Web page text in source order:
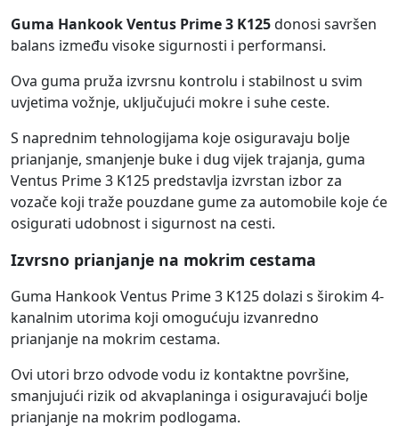
Guma Hankook Ventus Prime 3 K125donosi savršen
balans između visoke sigurnosti i performansi.
Ova guma pruža izvrsnu kontrolu i stabilnost u svim
uvjetima vožnje, uključujući mokre i suhe ceste.
S naprednim tehnologijama koje osiguravaju bolje
prianjanje, smanjenje buke i dug vijek trajanja, guma
Ventus Prime 3 K125 predstavlja izvrstan izbor za
vozače koji traže pouzdane gume za automobile koje će
osigurati udobnost i sigurnost na cesti.
Izvrsno prianjanje na mokrim cestama
Guma Hankook Ventus Prime 3 K125 dolazi s širokim 4-
kanalnim utorima koji omogućuju izvanredno
prianjanje na mokrim cestama.
Ovi utori brzo odvode vodu iz kontaktne površine,
smanjujući rizik od akvaplaninga i osiguravajući bolje
prianjanje na mokrim podlogama.